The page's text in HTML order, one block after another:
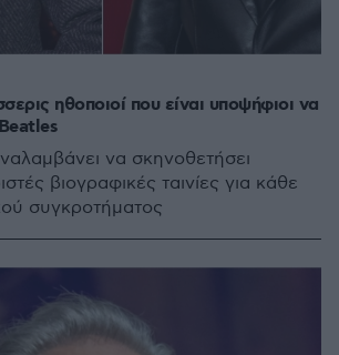
ηθοποιοί που είναι υποψήφιοι να
να σκηνοθετήσει
βιογραφικές ταινίες για κάθε
συγκροτήματος